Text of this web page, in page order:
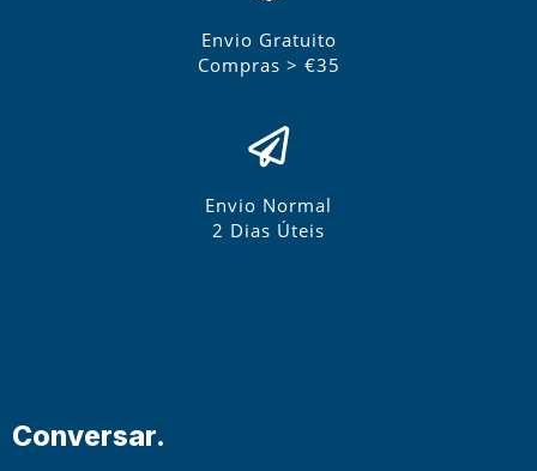
Envio Gratuito
Compras > €35
Envio Normal
2 Dias Úteis
Conversar.